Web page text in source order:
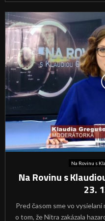
Na Rovinu s
Na Rovinu s
23.
Pred časom sme vo
o tom, že Nitra zakázala